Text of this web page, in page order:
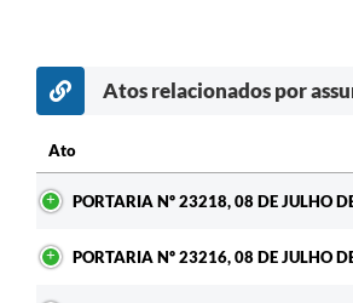
Atos relacionados por
Ato
PORTARIA Nº 23218, 08 DE JULHO
PORTARIA Nº 23216, 08 DE JULHO